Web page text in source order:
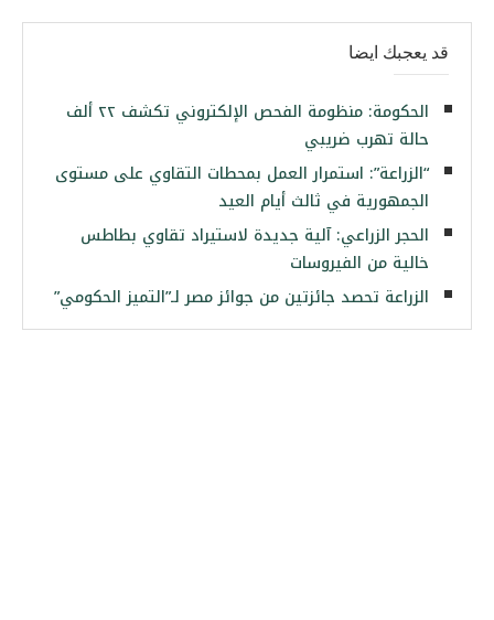
قد يعجبك ايضا
الحكومة: منظومة الفحص الإلكتروني تكشف ٢٢ ألف
حالة تهرب ضريبي
“الزراعة”: استمرار العمل بمحطات التقاوي على مستوى
الجمهورية في ثالث أيام العيد
الحجر الزراعي: آلية جديدة لاستيراد تقاوي بطاطس
خالية من الفيروسات
الزراعة تحصد جائزتين من جوائز مصر لـ”التميز الحكومي”